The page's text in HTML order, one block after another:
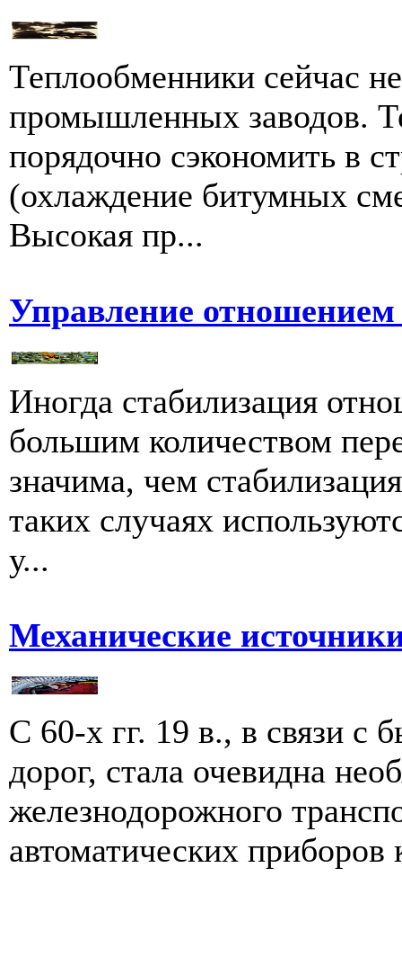
Теплообменники сейчас
промышленных заводов.
порядочно сэкономить в
(охлаждение битумных
Высокая пр...
Управление
Иногда стабилизация
большим количеством
значима, чем
таких случаях
у...
Механические
С 60-х гг. 19 в., в связи с
дорог, стала очевидна
железнодорожного
автоматических приборов